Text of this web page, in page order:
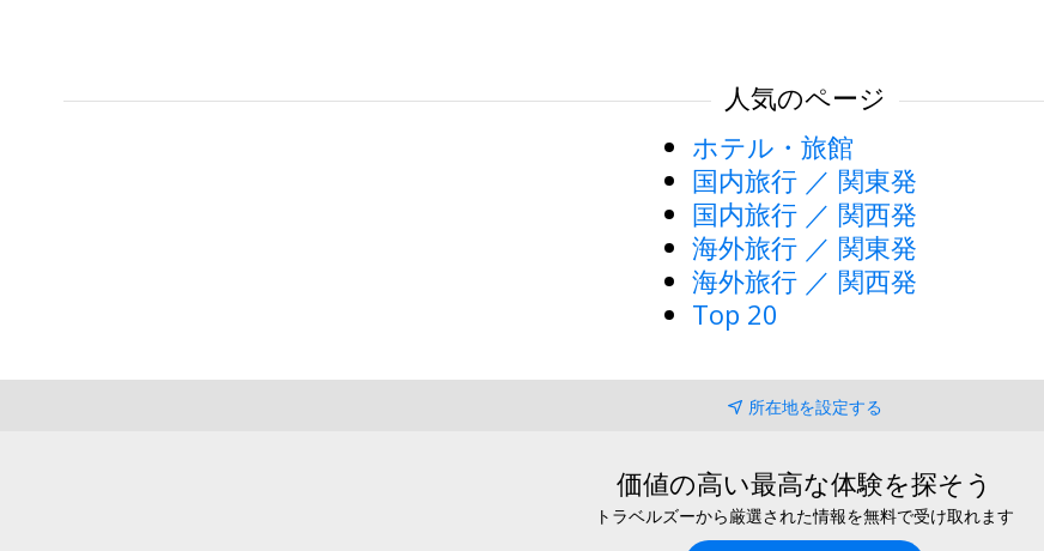
人気のページ
ホテル・旅館
国内旅行 ／ 関東発
国内旅行 ／ 関西発
海外旅行 ／ 関東発
海外旅行 ／ 関西発
Top 20
所在地を設定する
価値の高い最高な体験を探そう
トラベルズーから厳選された情報を無料で受け取れます